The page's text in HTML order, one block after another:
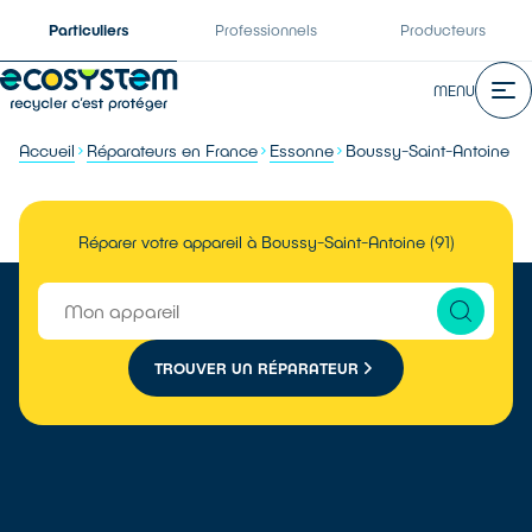
Particuliers Professionnels Producteurs
MENU
Accueil Réparateurs en France Essonne Boussy-Saint-Antoine
Réparer votre appareil à Boussy-Saint-Antoine (91)
TROUVER UN RÉPARATEUR